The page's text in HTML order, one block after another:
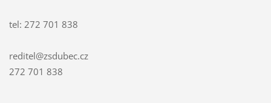
tel: 272 701 838
reditel@zsdubec.cz
272 701 838